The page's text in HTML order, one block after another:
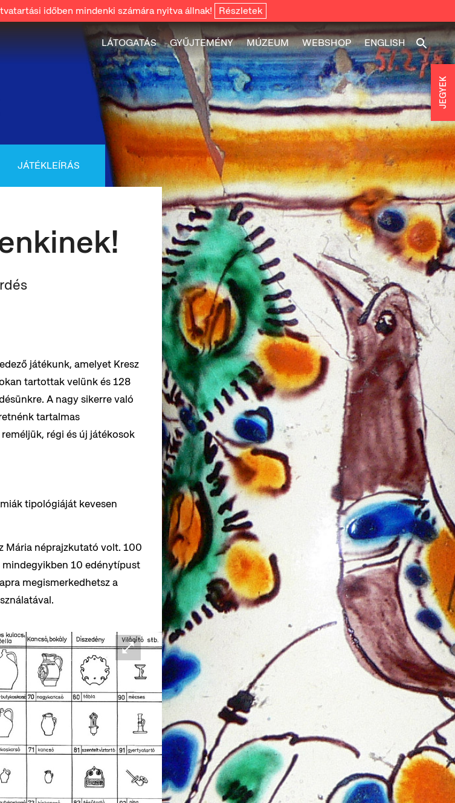
időben mindenki számára nyitva állnak! Részletek
LÁTOGATÁS GYŰJTEMÉNY MÚZEUM WEBSHOP ENGLISH
JÁTÉKLEÍRÁS
játékunk, amelyet Kresz
tartottak velünk és 128
A nagy sikerre való
tartalmas
régi és új játékosok
tipológiáját kevesen
Mária néprajzkutató volt. 100
10 edénytípust
megismerkedhetsz a
JEGYEK